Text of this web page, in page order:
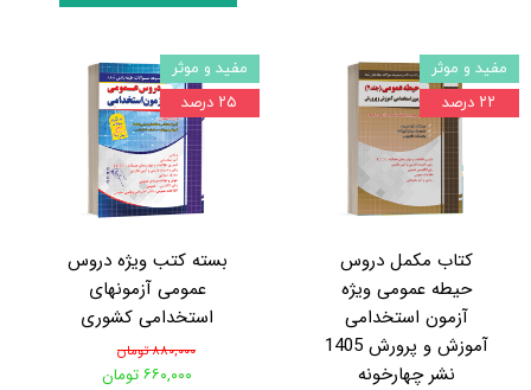
کتاب مکمل دروس
حیطه عمومی ویژه
آزمون استخدامی
آموزش و پرورش 1405
نشر چهارخونه
مفید و موثر
۲۲ درصد
بسته کتب ویژه دروس
عمومی آزمونهای
استخدامی کشوری
۸۸۰,۰۰۰ تومان
۶۶۰,۰۰۰ تومان
مفید و موثر
۲۵ درصد